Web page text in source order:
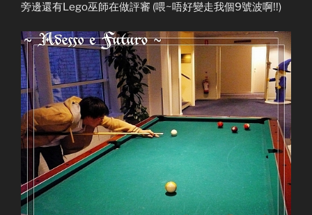
旁邊還有Lego巫師在做評審 (喂~唔好變走我個9號波啊!!)